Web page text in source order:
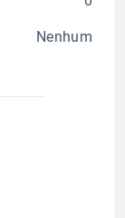
Nenhum